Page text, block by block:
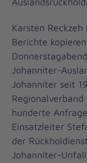
Karsten
Berichte
Johanniter-
Johanniter seit
hunderte
Einsatzleiter
der
Johanniter-